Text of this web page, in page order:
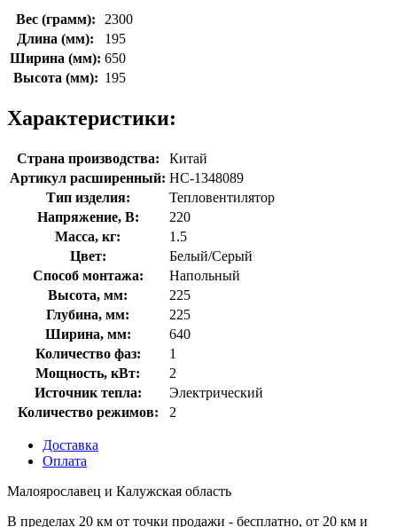
Вес (грамм):
2300
Длина (мм):
195
Ширина (мм): 650
Высота (мм): 195
Характеристики:
Страна производства:
Китай
Артикул расширенный: НС-1348089
Тип изделия:
Тепловентилятор
Напряжение, В:
220
Масса, кг:
1.5
Цвет:
Белый/Серый
Способ монтажа:
Напольный
Высота, мм:
225
Глубина, мм:
225
Ширина, мм:
640
Количество фаз:
1
Мощность, кВт:
2
Источник тепла:
Электрический
Количество режимов:
2
Доставка
Оплата
Малоярославец и Калужская область
В пределах 20 км от точки продажи - бесплатно, от 20 км и